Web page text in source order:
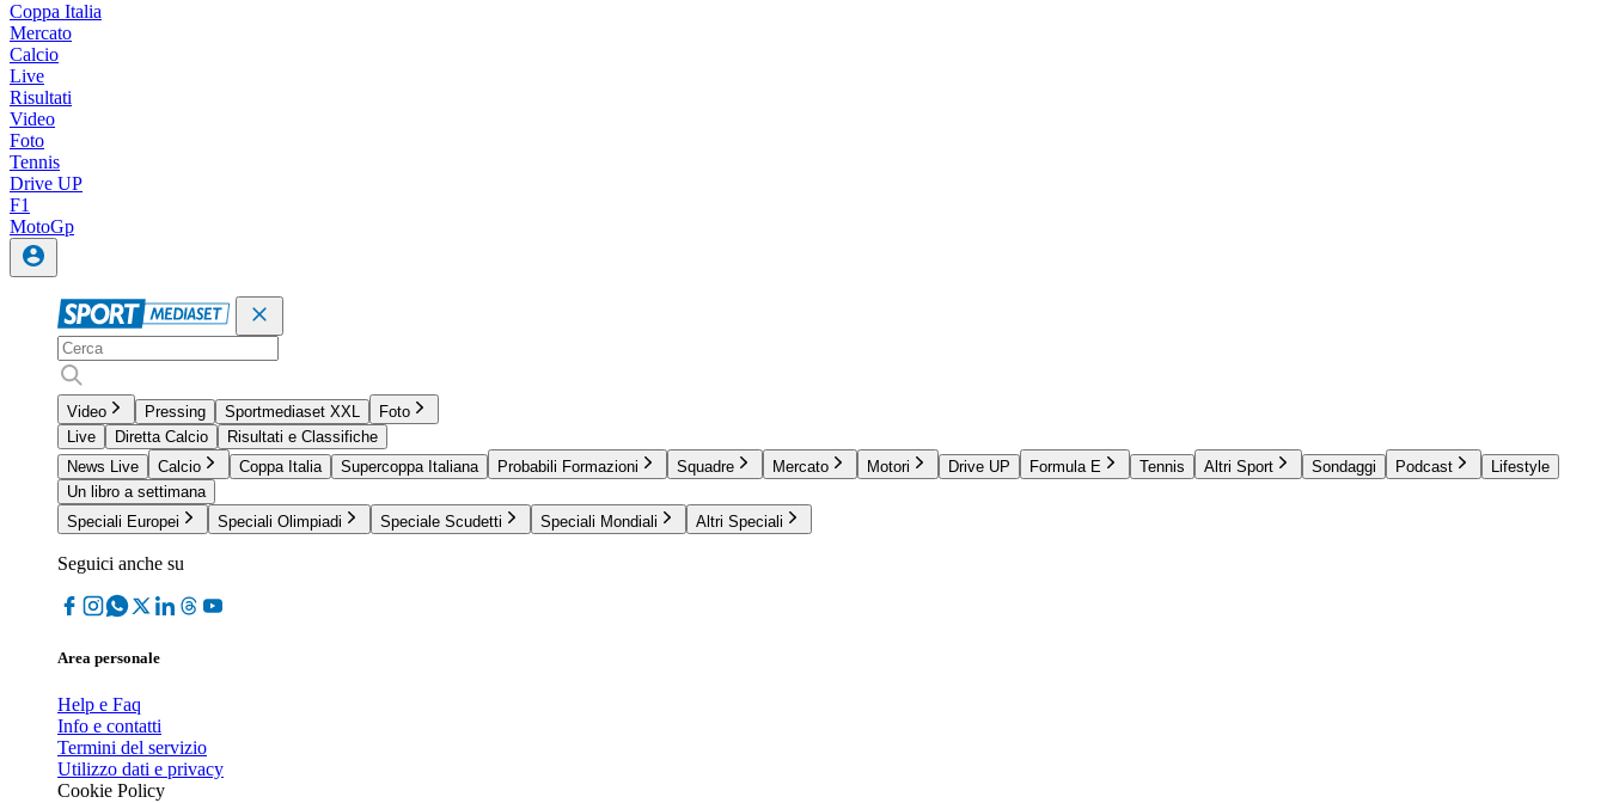
Coppa Italia
Mercato
Calcio
Live
Risultati
Video
Foto
Tennis
Drive UP
F1
MotoGp
Video Pressing Sportmediaset XXL
Foto
Live
Diretta Calcio
Risultati e Classifiche
News Live
Calcio Coppa Italia Supercoppa Italiana Probabili Formazioni Squadre Mercato Motori Drive UP Formula E Tennis Altri Sport Sondaggi Podcast
Lifestyle
Un libro a settimana
Speciali Europei
Speciali Olimpiadi Speciale Scudetti Speciali Mondiali Altri Speciali
Seguici anche su
Area personale
Help e Faq
Info e contatti
Termini del servizio
Utilizzo dati e privacy
Cookie Policy